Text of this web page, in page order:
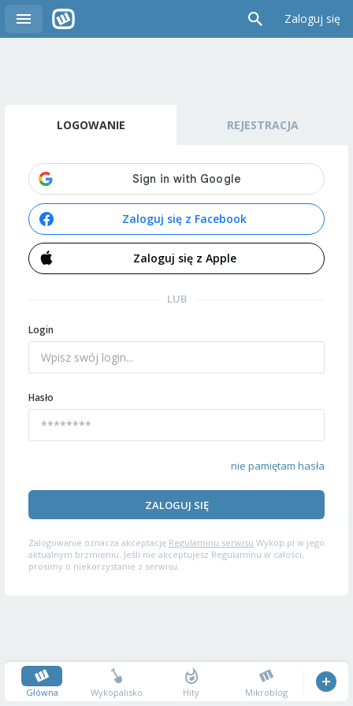
Zaloguj się
LOGOWANIE REJESTRACJA
Zaloguj się z Facebook
Zaloguj się z Apple
LUB
Login
Hasło
nie pamiętam hasła
ZALOGUJ SIĘ
Zalogowanie oznacza akceptację Regulaminu serwisu Wykop.pl w jego
aktualnym brzmieniu. Jeśli nie akceptujesz Regulaminu w całości,
prosimy o niekorzystanie z serwisu.
Główna Wykopalisko Hity Mikroblog